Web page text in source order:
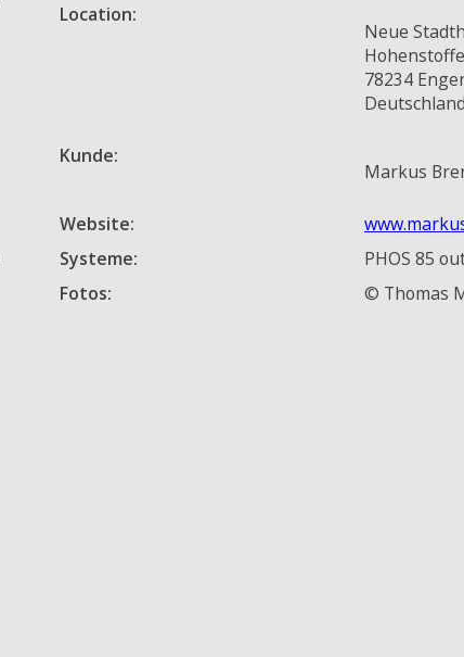
Location:
Neue
78234
Kunde:
Markus
Website:
Systeme:
PHOS 85
Fotos:
© Thomas